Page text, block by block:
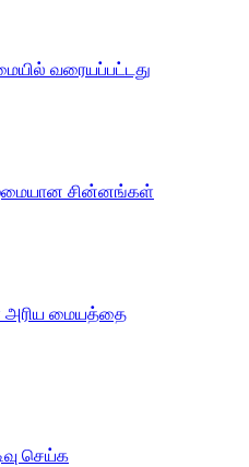
வரையப்பட்டது
சின்னங்கள்
அரிய மையத்தை
செய்க